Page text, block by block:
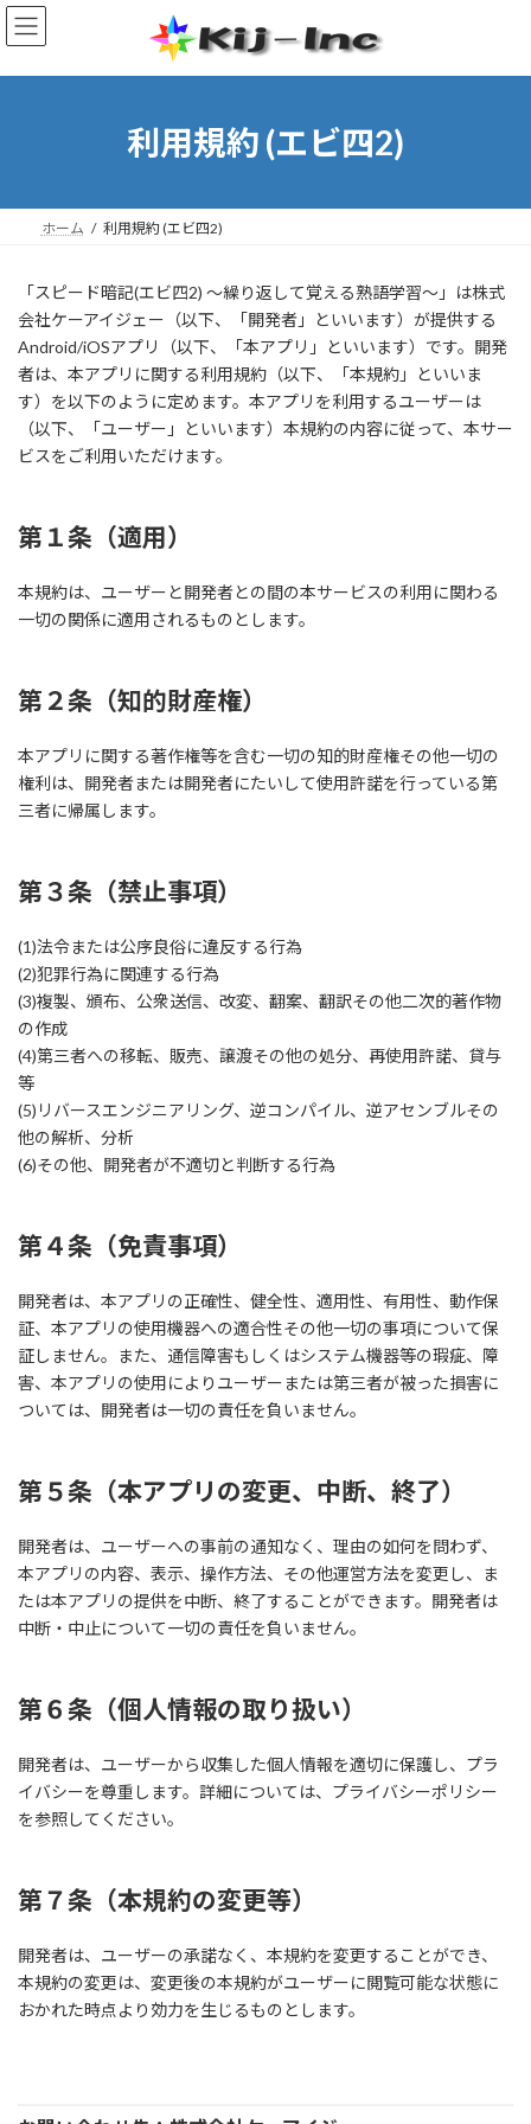
コ
ン
ン
ナ
ビ
ー
利用規約 (エビ四2)
ホーム 利用規約 (エビ四2)
「スピード暗記(エビ四2) ～繰り返して覚える熟語学習～」は株式
会社ケーアイジェー（以下、「開発者」といいます）が提供する
Android/iOSアプリ（以下、「本アプリ」といいます）です。開発
者は、本アプリに関する利用規約（以下、「本規約」といいま
す）を以下のように定めます。本アプリを利用するユーザーは
（以下、「ユーザー」といいます）本規約の内容に従って、本サー
ビスをご利用いただけます。
第１条（適用）
本規約は、ユーザーと開発者との間の本サービスの利用に関わる
一切の関係に適用されるものとします。
第２条（知的財産権）
本アプリに関する著作権等を含む一切の知的財産権その他一切の
権利は、開発者または開発者にたいして使用許諾を行っている第
三者に帰属します。
第３条（禁止事項）
(1)法令または公序良俗に違反する行為
(2)犯罪行為に関連する行為
(3)複製、頒布、公衆送信、改変、翻案、翻訳その他二次的著作物
の作成
(4)第三者への移転、販売、譲渡その他の処分、再使用許諾、貸与
等
(5)リバースエンジニアリング、逆コンパイル、逆アセンブルその
他の解析、分析
(6)その他、開発者が不適切と判断する行為
第４条（免責事項）
開発者は、本アプリの正確性、健全性、適用性、有用性、動作保
証、本アプリの使用機器への適合性その他一切の事項について保
証しません。また、通信障害もしくはシステム機器等の瑕疵、障
害、本アプリの使用によりユーザーまたは第三者が被った損害に
ついては、開発者は一切の責任を負いません。
第５条（本アプリの変更、中断、終了）
開発者は、ユーザーへの事前の通知なく、理由の如何を問わず、
本アプリの内容、表示、操作方法、その他運営方法を変更し、ま
たは本アプリの提供を中断、終了することができます。開発者は
中断・中止について一切の責任を負いません。
第６条（個人情報の取り扱い）
開発者は、ユーザーから収集した個人情報を適切に保護し、プラ
イバシーを尊重します。詳細については、プライバシーポリシー
を参照してください。
第７条（本規約の変更等）
開発者は、ユーザーの承諾なく、本規約を変更することができ、
本規約の変更は、変更後の本規約がユーザーに閲覧可能な状態に
おかれた時点より効力を生じるものとします。